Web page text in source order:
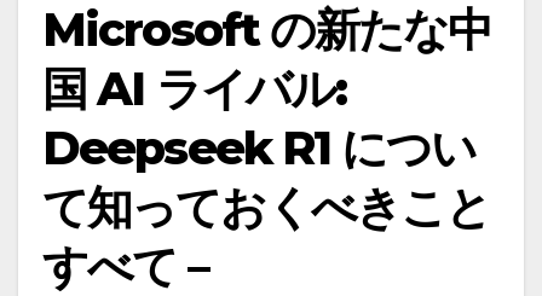
Microsoft の新たな中
国 AI ライバル:
Deepseek R1 につい
て知っておくべきこと
すべて –